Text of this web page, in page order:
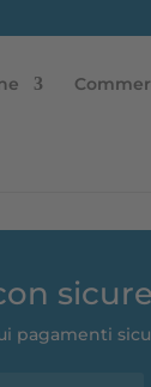
pagamenti